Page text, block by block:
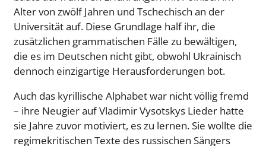
Alter von zwölf Jahren und Tschechisch an der
Universität auf. Diese Grundlage half ihr, die
zusätzlichen grammatischen Fälle zu bewältigen,
die es im Deutschen nicht gibt, obwohl Ukrainisch
dennoch einzigartige Herausforderungen bot.
Auch das kyrillische Alphabet war nicht völlig fremd
– ihre Neugier auf Vladimir Vysotskys Lieder hatte
sie Jahre zuvor motiviert, es zu lernen. Sie wollte die
regimekritischen Texte des russischen Sängers